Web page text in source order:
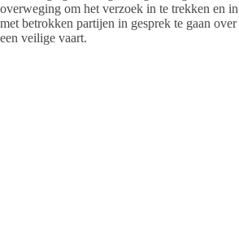
overweging om het verzoek in te trekken en in
met betrokken partijen in gesprek te gaan
een veilige vaart.